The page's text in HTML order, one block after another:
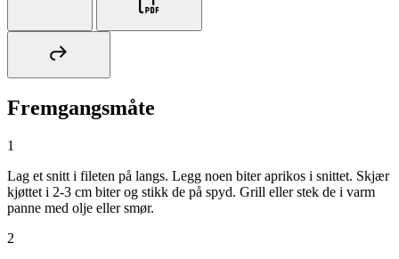
Fremgangsmåte
1
Lag et snitt i fileten på langs. Legg noen biter aprikos i snittet. Skjær
kjøttet i 2-3 cm biter og stikk de på spyd. Grill eller stek de i varm
panne med olje eller smør.
2